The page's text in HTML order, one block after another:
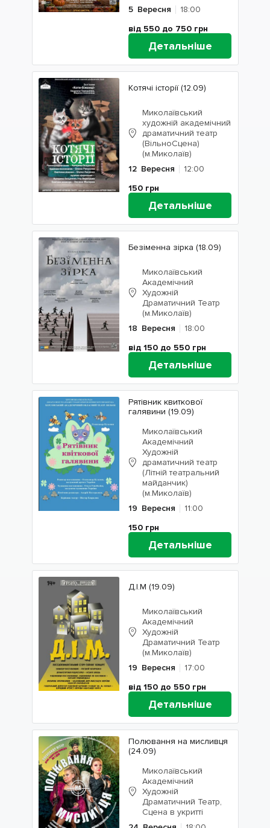
5 Вересня
18:00
від 550 до 750 грн
Детальніше
Котячі історії (12.09)
Миколаївський
художній академічний
драматичний театр
(ВільноСцена)
(м.Миколаїв)
12 Вересня
12:00
150 грн
Детальніше
Безіменна зірка (18.09)
Миколаївський
Академічний
Художній
Драматичний Театр
(м.Миколаїв)
18 Вересня
18:00
від 150 до 550 грн
Детальніше
Рятівник квиткової
галявини (19.09)
Миколаївський
Академічний
Художній
драматичний театр
(Літній театральний
майданчик)
(м.Миколаїв)
19 Вересня
11:00
150 грн
Детальніше
Д.І.М (19.09)
Миколаївський
Академічний
Художній
Драматичний Театр
(м.Миколаїв)
19 Вересня
17:00
від 150 до 550 грн
Детальніше
Полювання на мисливця
(24.09)
Миколаївський
Академічний
Художній
Драматичний Театр,
Сцена в укритті